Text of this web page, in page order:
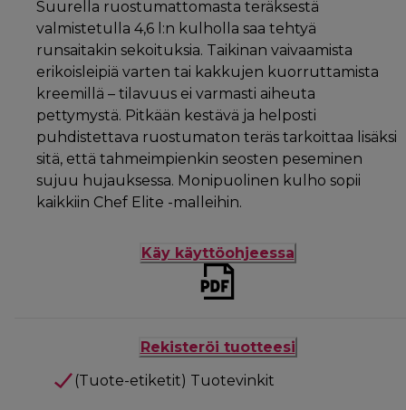
Suurella ruostumattomasta teräksestä
valmistetulla 4,6 l:n kulholla saa tehtyä
runsaitakin sekoituksia. Taikinan vaivaamista
erikoisleipiä varten tai kakkujen kuorruttamista
kreemillä – tilavuus ei varmasti aiheuta
pettymystä. Pitkään kestävä ja helposti
puhdistettava ruostumaton teräs tarkoittaa lisäksi
sitä, että tahmeimpienkin seosten peseminen
sujuu hujauksessa. Monipuolinen kulho sopii
kaikkiin Chef Elite -malleihin.
Käy käyttöohjeessa
Rekisteröi tuotteesi
(Tuote-etiketit) Tuotevinkit